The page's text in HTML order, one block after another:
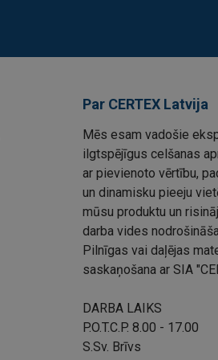
Par CERTEX Latvija
Mēs esam vadošie
ilgtspējīgus celšanas
ar pievienoto vērtību,
un dinamisku pieeju
mūsu produktu un
darba vides
Pilnīgas vai daļējas
saskaņošana ar SIA
DARBA LAIKS
P.O.T.C.P. 8.00 - 17.00
S.Sv. Brīvs